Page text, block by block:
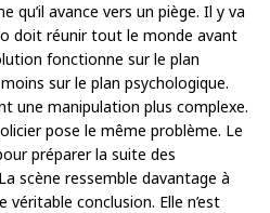
qu’il avance vers un piège. Il y va
doit réunir tout le monde avant
fonctionne sur le plan
sur le plan psychologique.
une manipulation plus complexe.
pose le même problème. Le
préparer la suite des
scène ressemble davantage à
véritable conclusion. Elle n’est